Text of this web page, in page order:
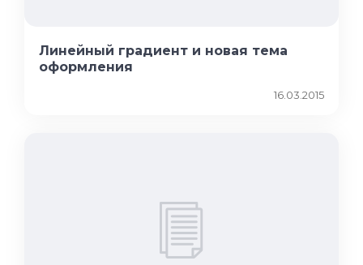
Линейный градиент и новая тема
оформления
16.03.2015